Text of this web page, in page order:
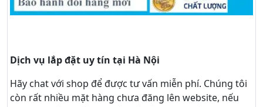
Dịch vụ lắp đặt uy tín tại Hà Nội
Hãy chatvới shop để được tư vấn miễn phí. Chúng tôi
còn rất nhiều mặt hàng chưa đăng lên website, nếu